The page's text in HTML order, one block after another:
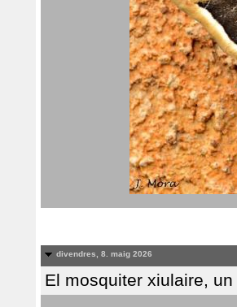
divendres, 8. maig 2026
El mosquiter xiulaire,